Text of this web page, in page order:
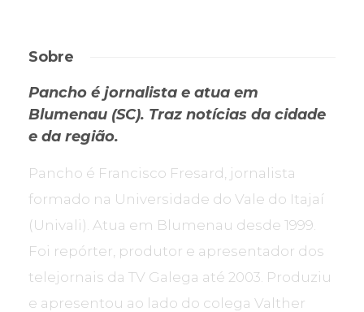
Sobre
Pancho é jornalista e atua em
Blumenau (SC). Traz notícias da cidade
e da região.
Pancho é Francisco Fresard, jornalista
formado na Universidade do Vale do Itajaí
(Univali). Atua em Blumenau desde 1999.
Foi repórter, produtor e apresentador dos
telejornais da TV Galega até 2003. Produziu
e apresentou ao lado do colega Valther